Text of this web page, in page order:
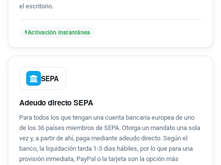
el escritorio.
Activación instantánea
SEPA
Adeudo directo SEPA
Para todos los que tengan una cuenta bancaria europea de uno
de los 36 países miembros de SEPA. Otorga un mandato una sola
vez y, a partir de ahí, paga mediante adeudo directo. Según el
banco, la liquidación tarda 1-3 días hábiles, por lo que para una
provisión inmediata, PayPal o la tarjeta son la opción más